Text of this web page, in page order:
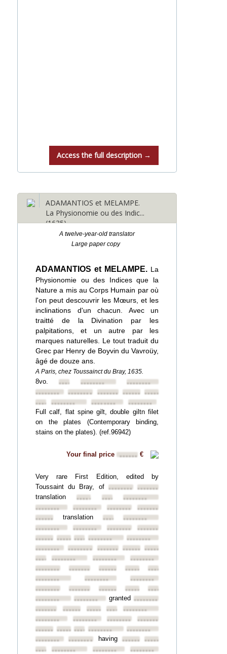
Access the full description →
ADAMANTIOS et MELAMPE.
La Physionomie ou des Indic...
(1635)
A twelve-year-old translator
Large paper copy
ADAMANTIOS et MELAMPE. La
Physionomie ou des Indices que la
Nature a mis au Corps Humain par où
l'on peut descouvrir les Mœurs, et les
inclinations d'un chacun. Avec un
traitté de la Divination par les
palpitations, et un autre par les
marques naturelles. Le tout traduit du
Grec par Henry de Boyvin du Vavroüy,
âgé de douze ans.
A Paris, chez Toussainct du Bray, 1635.
8vo.••••••••••••••••
••••••••
••••••••
•••••••• •••••••• ••••••••••••••••
•••••••••••••••• ••••••••
••••••••
Full calf, flat spine gilt, double giltn filet
on the plates (Contemporary binding,
stains on the plates). (ref.96942)
Your final price •••••• €
Very rare First Edition, edited by
Toussaint du Bray, of ••••••••
••••••••
translation•••••••• ••••••••••••••••
••••••••
•••••••• ••••••••
••••••••
••••••••translation ••••••••••••••••
••••••••
•••••••• ••••••••
••••••••
••••••••••••••••••••••••••••••••
••••••••
••••••••
•••••••• •••••••• ••••••••••••••••
•••••••••••••••• ••••••••
••••••••
••••••••
•••••••• •••••••• ••••••••••••••••
••••••••
••••••••
••••••••
••••••••
•••••••• •••••••• ••••••••••••••••
••••••••
•••••••• granted ••••••••
••••••••
••••••••••••••••••••••••••••••••
••••••••
•••••••• ••••••••
••••••••
••••••••••••••••••••••••••••••••
••••••••
••••••••
•••••••• having ••••••••••••••••
•••••••••••••••• ••••••••
••••••••